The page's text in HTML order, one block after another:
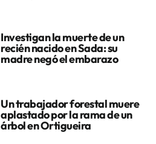
Investigan la muerte de un
recién nacido en Sada: su
madre negó el embarazo
Un trabajador forestal muere
aplastado por la rama de un
árbol en Ortigueira